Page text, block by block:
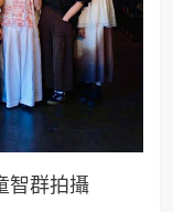
智群拍攝